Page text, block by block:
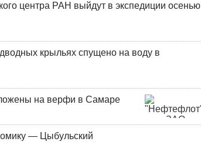
центра РАН выйдут в экспедиции осенью
крыльях спущено на воду в
на верфи в Самаре
— Цыбульский